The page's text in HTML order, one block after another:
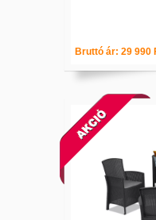
Bruttó ár: 29 990